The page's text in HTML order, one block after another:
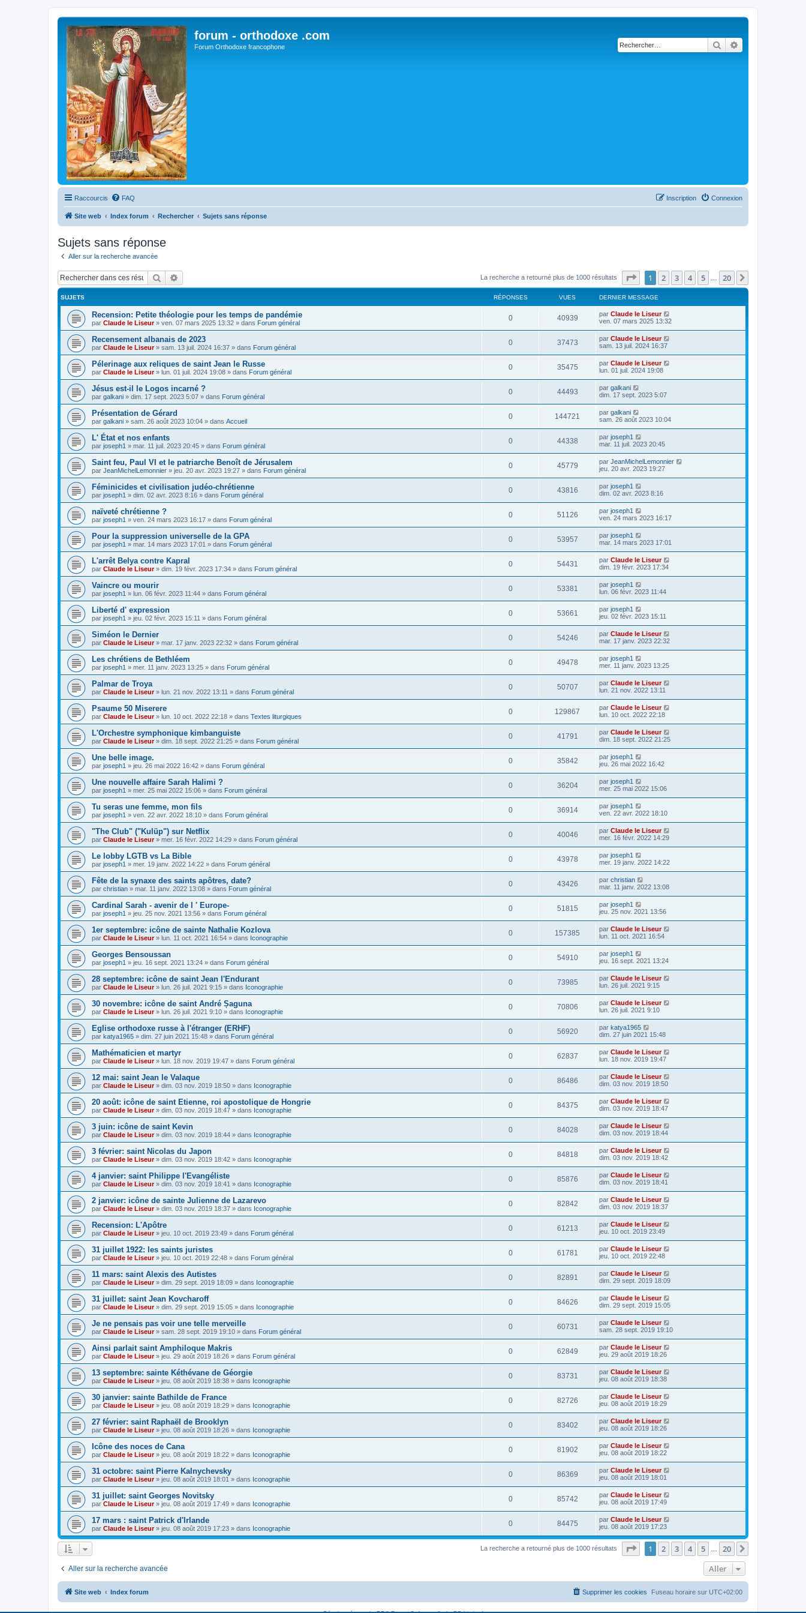
forum - orthodoxe .com
Forum Orthodoxe francophone Rechercher
Raccourcis FAQ Connexion
Inscription
Site web Index forum Rechercher Sujets sans réponse
Sujets sans réponse
Aller sur la recherche avancée
Rechercher La recherche a retourné plus de 1000 résultats Page sur20
1 2 3 4 5 20
SUJETS RÉPONSES VUES DERNIER MESSAGE
Recension: Petite théologie pour les temps de pandémie
par Claude le Liseur» ven. 07 mars 2025 13:32 » dans Forum général
0 40939 par Claude le Liseur
ven. 07 mars 2025 13:32
Recensement albanais de 2023
par Claude le Liseur» sam. 13 juil. 2024 16:37 » dans Forum général
0 37473 par Claude le Liseur
sam. 13 juil. 2024 16:37
Pélerinage aux reliques de saint Jean le Russe
par Claude le Liseur» lun. 01 juil. 2024 19:08 » dans Forum général
0 35475 par Claude le Liseur
lun. 01 juil. 2024 19:08
Jésus est-il le Logos incarné ?
par galkani » dim. 17 sept. 2023 5:07 » dans Forum général
0 44493 par galkani
dim. 17 sept. 2023 5:07
Présentation de Gérard
par galkani » sam. 26 août 2023 10:04 » dans Accueil
0 144721 par galkani
sam. 26 août 2023 10:04
L' État et nos enfants
par joseph1 » mar. 11 juil. 2023 20:45 » dans Forum général
0 44338 par joseph1
mar. 11 juil. 2023 20:45
Saint feu, Paul VI et le patriarche Benoît de Jérusalem
par JeanMichelLemonnier » jeu. 20 avr. 2023 19:27 » dans Forum général
0 45779 par JeanMichelLemonnier
jeu. 20 avr. 2023 19:27
Féminicides et civilisation judéo-chrétienne
par joseph1 » dim. 02 avr. 2023 8:16 » dans Forum général
0 43816 par joseph1
dim. 02 avr. 2023 8:16
naïveté chrétienne ?
par joseph1 » ven. 24 mars 2023 16:17 » dans Forum général
0 51126 par joseph1
ven. 24 mars 2023 16:17
Pour la suppression universelle de la GPA
par joseph1 » mar. 14 mars 2023 17:01 » dans Forum général
0 53957 par joseph1
mar. 14 mars 2023 17:01
L'arrêt Belya contre Kapral
par Claude le Liseur» dim. 19 févr. 2023 17:34 » dans Forum général
0 54431 par Claude le Liseur
dim. 19 févr. 2023 17:34
Vaincre ou mourir
par joseph1 » lun. 06 févr. 2023 11:44 » dans Forum général
0 53381 par joseph1
lun. 06 févr. 2023 11:44
Liberté d' expression
par joseph1 » jeu. 02 févr. 2023 15:11 » dans Forum général
0 53661 par joseph1
jeu. 02 févr. 2023 15:11
Siméon le Dernier
par Claude le Liseur» mar. 17 janv. 2023 22:32 » dans Forum général
0 54246 par Claude le Liseur
mar. 17 janv. 2023 22:32
Les chrétiens de Bethléem
par joseph1 » mer. 11 janv. 2023 13:25 » dans Forum général
0 49478 par joseph1
mer. 11 janv. 2023 13:25
Palmar de Troya
par Claude le Liseur» lun. 21 nov. 2022 13:11 » dans Forum général
0 50707 par Claude le Liseur
lun. 21 nov. 2022 13:11
Psaume 50 Miserere
par Claude le Liseur» lun. 10 oct. 2022 22:18 » dans Textes liturgiques
0 129867 par Claude le Liseur
lun. 10 oct. 2022 22:18
L'Orchestre symphonique kimbanguiste
par Claude le Liseur» dim. 18 sept. 2022 21:25 » dans Forum général
0 41791 par Claude le Liseur
dim. 18 sept. 2022 21:25
Une belle image.
par joseph1 » jeu. 26 mai 2022 16:42 » dans Forum général
0 35842 par joseph1
jeu. 26 mai 2022 16:42
Une nouvelle affaire Sarah Halimi ?
par joseph1 » mer. 25 mai 2022 15:06 » dans Forum général
0 36204 par joseph1
mer. 25 mai 2022 15:06
Tu seras une femme, mon fils
par joseph1 » ven. 22 avr. 2022 18:10 » dans Forum général
0 36914 par joseph1
ven. 22 avr. 2022 18:10
"The Club" ("Kulüp") sur Netflix
par Claude le Liseur» mer. 16 févr. 2022 14:29 » dans Forum général
0 40046 par Claude le Liseur
mer. 16 févr. 2022 14:29
Le lobby LGTB vs La Bible
par joseph1 » mer. 19 janv. 2022 14:22 » dans Forum général
0 43978 par joseph1
mer. 19 janv. 2022 14:22
Fête de la synaxe des saints apôtres, date?
par christian » mar. 11 janv. 2022 13:08 » dans Forum général
0 43426 par christian
mar. 11 janv. 2022 13:08
Cardinal Sarah - avenir de l ' Europe-
par joseph1 » jeu. 25 nov. 2021 13:56 » dans Forum général
0 51815 par joseph1
jeu. 25 nov. 2021 13:56
1er septembre: icône de sainte Nathalie Kozlova
par Claude le Liseur» lun. 11 oct. 2021 16:54 » dans Iconographie
0 157385 par Claude le Liseur
lun. 11 oct. 2021 16:54
Georges Bensoussan
par joseph1 » jeu. 16 sept. 2021 13:24 » dans Forum général
0 54910 par joseph1
jeu. 16 sept. 2021 13:24
28 septembre: icône de saint Jean l'Endurant
par Claude le Liseur» lun. 26 juil. 2021 9:15 » dans Iconographie
0 73985 par Claude le Liseur
lun. 26 juil. 2021 9:15
30 novembre: icône de saint André Șaguna
par Claude le Liseur» lun. 26 juil. 2021 9:10 » dans Iconographie
0 70806 par Claude le Liseur
lun. 26 juil. 2021 9:10
Eglise orthodoxe russe à l'étranger (ERHF)
par katya1965 » dim. 27 juin 2021 15:48 » dans Forum général
0 56920 par katya1965
dim. 27 juin 2021 15:48
Mathématicien et martyr
par Claude le Liseur» lun. 18 nov. 2019 19:47 » dans Forum général
0 62837 par Claude le Liseur
lun. 18 nov. 2019 19:47
12 mai: saint Jean le Valaque
par Claude le Liseur» dim. 03 nov. 2019 18:50 » dans Iconographie
0 86486 par Claude le Liseur
dim. 03 nov. 2019 18:50
20 août: icône de saint Etienne, roi apostolique de Hongrie
par Claude le Liseur» dim. 03 nov. 2019 18:47 » dans Iconographie
0 84375 par Claude le Liseur
dim. 03 nov. 2019 18:47
3 juin: icône de saint Kevin
par Claude le Liseur» dim. 03 nov. 2019 18:44 » dans Iconographie
0 84028 par Claude le Liseur
dim. 03 nov. 2019 18:44
3 février: saint Nicolas du Japon
par Claude le Liseur» dim. 03 nov. 2019 18:42 » dans Iconographie
0 84818 par Claude le Liseur
dim. 03 nov. 2019 18:42
4 janvier: saint Philippe l'Evangéliste
par Claude le Liseur» dim. 03 nov. 2019 18:41 » dans Iconographie
0 85876 par Claude le Liseur
dim. 03 nov. 2019 18:41
2 janvier: icône de sainte Julienne de Lazarevo
par Claude le Liseur» dim. 03 nov. 2019 18:37 » dans Iconographie
0 82842 par Claude le Liseur
dim. 03 nov. 2019 18:37
Recension: L'Apôtre
par Claude le Liseur» jeu. 10 oct. 2019 23:49 » dans Forum général
0 61213 par Claude le Liseur
jeu. 10 oct. 2019 23:49
31 juillet 1922: les saints juristes
par Claude le Liseur» jeu. 10 oct. 2019 22:48 » dans Forum général
0 61781 par Claude le Liseur
jeu. 10 oct. 2019 22:48
11 mars: saint Alexis des Autistes
par Claude le Liseur» dim. 29 sept. 2019 18:09 » dans Iconographie
0 82891 par Claude le Liseur
dim. 29 sept. 2019 18:09
31 juillet: saint Jean Kovcharoff
par Claude le Liseur» dim. 29 sept. 2019 15:05 » dans Iconographie
0 84626 par Claude le Liseur
dim. 29 sept. 2019 15:05
Je ne pensais pas voir une telle merveille
par Claude le Liseur» sam. 28 sept. 2019 19:10 » dans Forum général
0 60731 par Claude le Liseur
sam. 28 sept. 2019 19:10
Ainsi parlait saint Amphiloque Makris
par Claude le Liseur» jeu. 29 août 2019 18:26 » dans Forum général
0 62849 par Claude le Liseur
jeu. 29 août 2019 18:26
13 septembre: sainte Kéthévane de Géorgie
par Claude le Liseur» jeu. 08 août 2019 18:38 » dans Iconographie
0 83731 par Claude le Liseur
jeu. 08 août 2019 18:38
30 janvier: sainte Bathilde de France
par Claude le Liseur» jeu. 08 août 2019 18:29 » dans Iconographie
0 82726 par Claude le Liseur
jeu. 08 août 2019 18:29
27 février: saint Raphaël de Brooklyn
par Claude le Liseur» jeu. 08 août 2019 18:26 » dans Iconographie
0 83402 par Claude le Liseur
jeu. 08 août 2019 18:26
Icône des noces de Cana
par Claude le Liseur» jeu. 08 août 2019 18:22 » dans Iconographie
0 81902 par Claude le Liseur
jeu. 08 août 2019 18:22
31 octobre: saint Pierre Kalnychevsky
par Claude le Liseur» jeu. 08 août 2019 18:01 » dans Iconographie
0 86369 par Claude le Liseur
jeu. 08 août 2019 18:01
31 juillet: saint Georges Novitsky
par Claude le Liseur» jeu. 08 août 2019 17:49 » dans Iconographie
0 85742 par Claude le Liseur
jeu. 08 août 2019 17:49
17 mars : saint Patrick d'Irlande
par Claude le Liseur» jeu. 08 août 2019 17:23 » dans Iconographie
0 84475 par Claude le Liseur
jeu. 08 août 2019 17:23
La recherche a retourné plus de 1000 résultats Page sur20
1 2 3 4 5 20
Aller sur la recherche avancée Aller
Site web Index forum Fuseau horaire sur UTC+02:00
Supprimer les cookies